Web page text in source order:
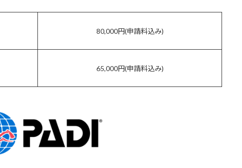
80,000円(申請料込み)
65,000円(申請料込み)